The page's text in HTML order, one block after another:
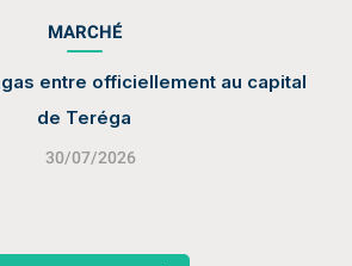
MARCHÉ
entre officiellement au capital
de Teréga
30/07/2026